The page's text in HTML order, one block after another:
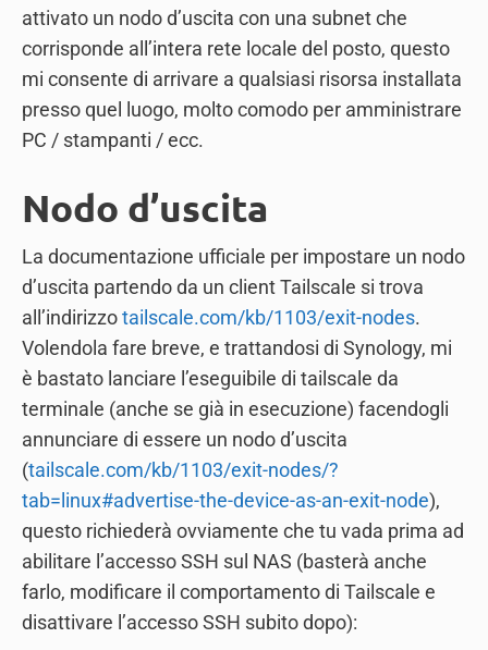
attivato un nodo d’uscita con una subnet che
corrisponde all’intera rete locale del posto, questo
mi consente di arrivare a qualsiasi risorsa installata
presso quel luogo, molto comodo per amministrare
PC / stampanti / ecc.
Nodo d’uscita
La documentazione ufficiale per impostare un nodo
d’uscita partendo da un client Tailscale si trova
all’indirizzotailscale.com/kb/1103/exit-nodes.
Volendola fare breve, e trattandosi di Synology, mi
è bastato lanciare l’eseguibile di tailscale da
terminale (anche se già in esecuzione) facendogli
annunciare di essere un nodo d’uscita
(tailscale.com/kb/1103/exit-nodes/?
tab=linux#advertise-the-device-as-an-exit-node),
questo richiederà ovviamente che tu vada prima ad
abilitare l’accesso SSH sul NAS (basterà anche
farlo, modificare il comportamento di Tailscale e
disattivare l’accesso SSH subito dopo):